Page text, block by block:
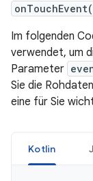
Im folgenden
verwendet, um
Parameter
Sie die
eine für Sie
Kotlin